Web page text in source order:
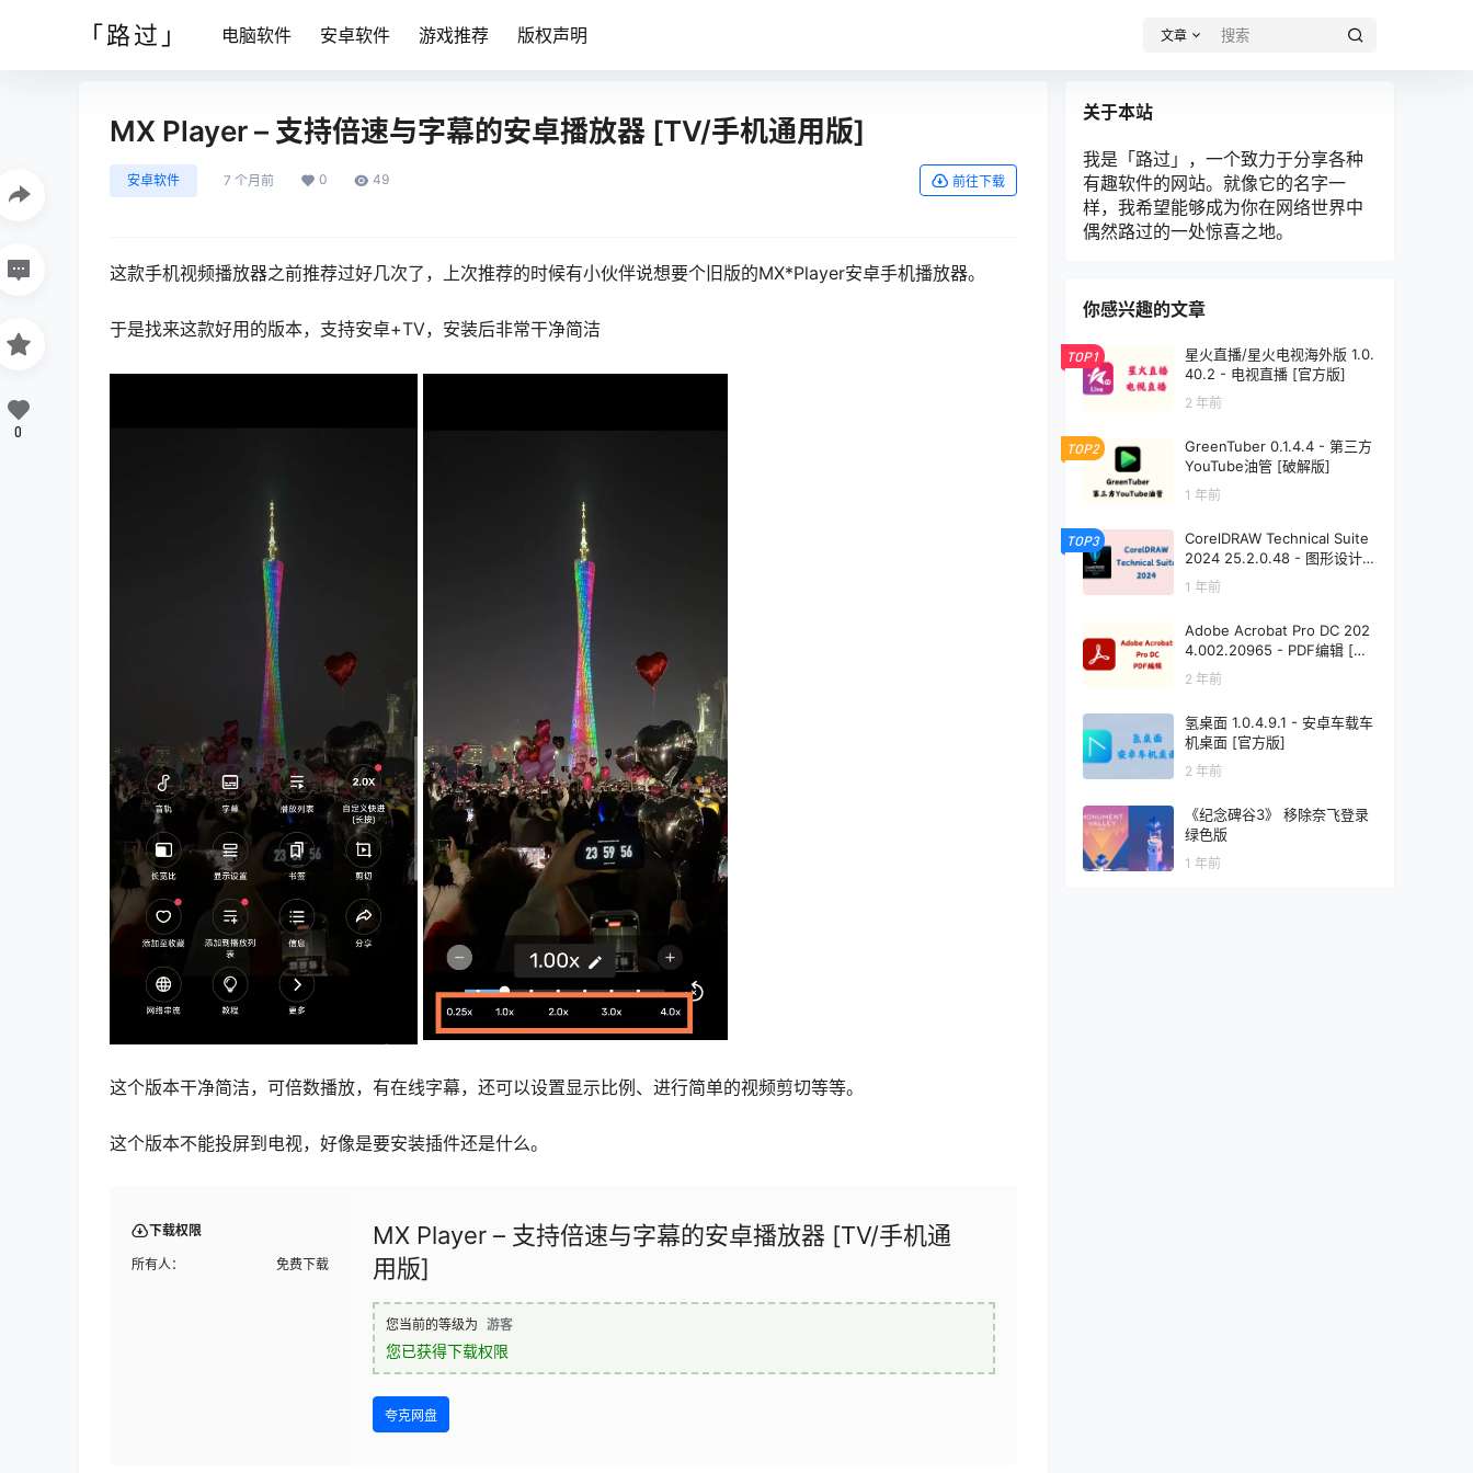
「路过」 电脑软件 安卓软件 游戏推荐 版权声明 文章
MX Player – 支持倍速与字幕的安卓播放器 [TV/手机通用版]
安卓软件 7 个月前 0 49 前往下载
这款手机视频播放器之前推荐过好几次了，上次推荐的时候有小伙伴说想要个旧版的MX*Player安卓手机播放器。
于是找来这款好用的版本，支持安卓+TV，安装后非常干净简洁
这个版本干净简洁，可倍数播放，有在线字幕，还可以设置显示比例、进行简单的视频剪切等等。
这个版本不能投屏到电视，好像是要安装插件还是什么。
下载权限
所有人： 免费下载
MX Player – 支持倍速与字幕的安卓播放器 [TV/手机通
用版]
您当前的等级为 游客
您已获得下载权限
夸克网盘
0
关于本站
我是「路过」，一个致力于分享各种
有趣软件的网站。就像它的名字一
样，我希望能够成为你在网络世界中
偶然路过的一处惊喜之地。
你感兴趣的文章
TOP1
星火直播/星火电视海外版 1.0.
40.2 - 电视直播 [官方版]
2 年前
TOP2
GreenTuber 0.1.4.4 - 第三方
YouTube油管 [破解版]
1 年前
TOP3
CorelDRAW Technical Suite
2024 25.2.0.48 - 图形设计
[免激活直装版]
1 年前
Adobe Acrobat Pro DC 202
4.002.20965 - PDF编辑 [绿
色版]
2 年前
氢桌面 1.0.4.9.1 - 安卓车载车
机桌面 [官方版]
2 年前
《纪念碑谷3》 移除奈飞登录
绿色版
1 年前